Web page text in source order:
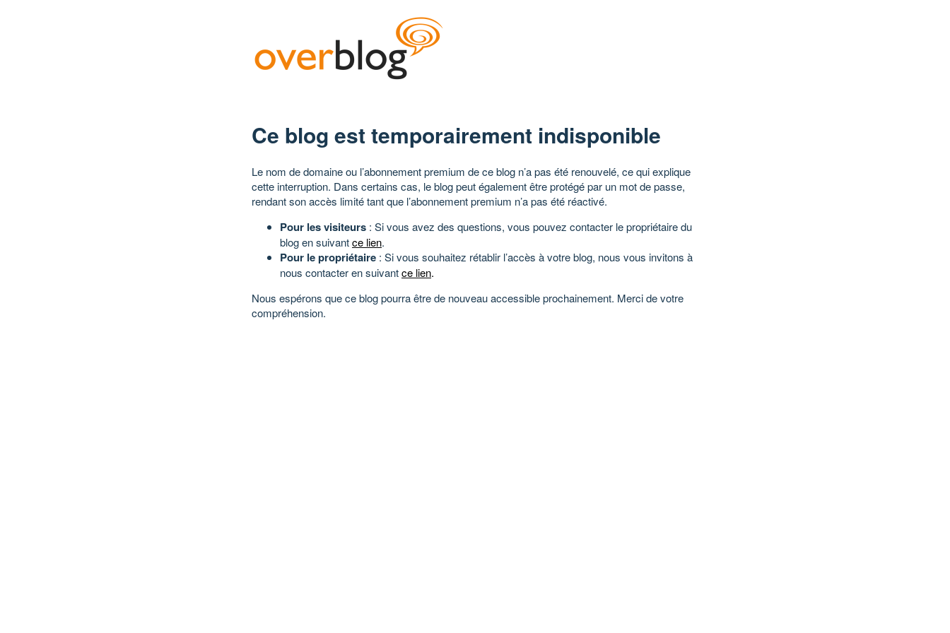
Ce blog est temporairement indisponible
Le nom de domaine ou l’abonnement premium de ce blog n’a pas été renouvelé, ce qui explique
cette interruption. Dans certains cas, le blog peut également être protégé par un mot de passe,
rendant son accès limité tant que l’abonnement premium n’a pas été réactivé.
Pour les visiteurs : Si vous avez des questions, vous pouvez contacter le propriétaire du
blog en suivantce lien.
Pour le propriétaire : Si vous souhaitez rétablir l’accès à votre blog, nous vous invitons à
nous contacter en suivantce lien.
Nous espérons que ce blog pourra être de nouveau accessible prochainement. Merci de votre
compréhension.